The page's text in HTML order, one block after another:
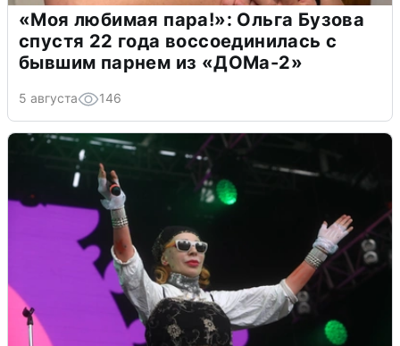
«Моя любимая пара!»: Ольга Бузова
спустя 22 года воссоединилась с
бывшим парнем из «ДОМа-2»
5 августа 146